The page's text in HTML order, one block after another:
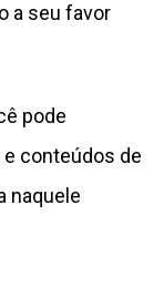
a seu favor
pode
conteúdos de
naquele